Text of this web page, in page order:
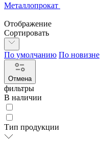
Металлопрокат
Отображение
Сортировать
По умолчанию По новизне
Отмена
фильтры
В наличии
Тип продукции